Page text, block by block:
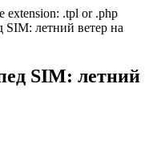
extension: .tpl or .php
SIM: летний